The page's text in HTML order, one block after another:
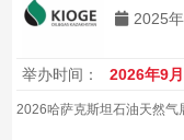
2025
举办时间： 2026年9
2026哈萨克斯坦石油天然气